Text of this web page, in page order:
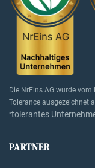
Die NrEins AG wurde
Tolerance ausgezeichnet
"tolerantes
PARTNER